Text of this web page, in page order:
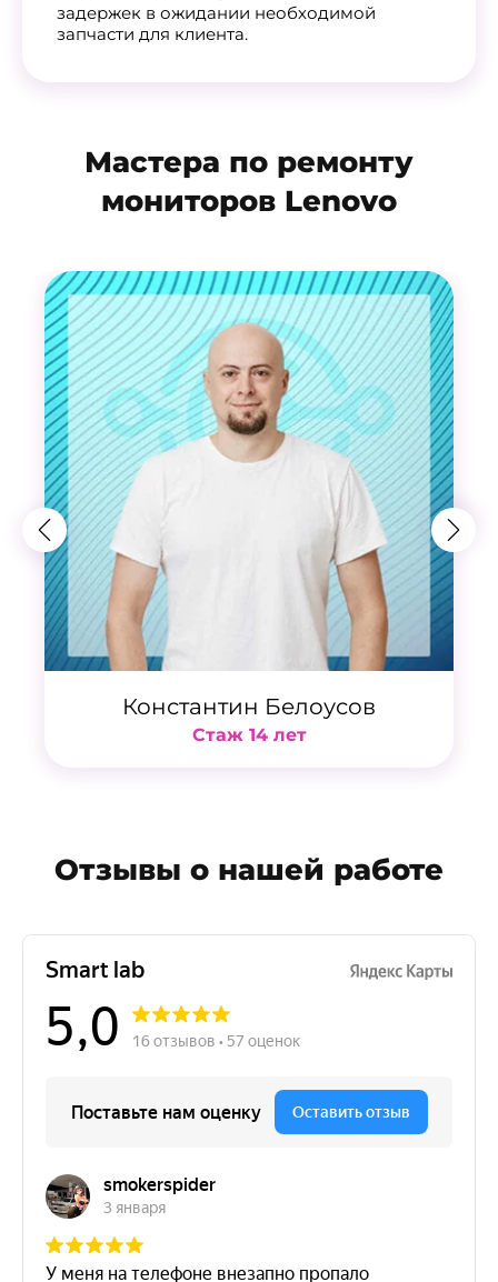
задержек в ожидании необходимой
запчасти для клиента.
Мастера по ремонту
мониторов Lenovo
Константин Белоусов
Стаж 14 лет
Отзывы о нашей работе